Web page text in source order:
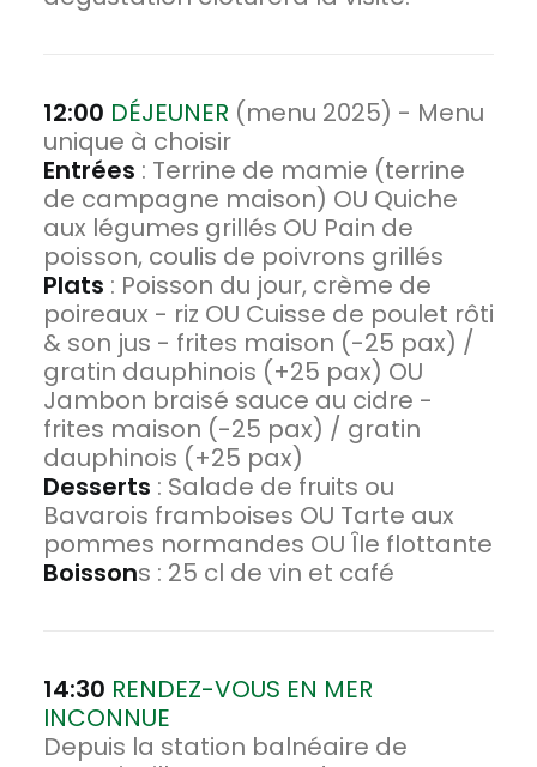
12:00 DÉJEUNER (menu 2025) - Menu
unique à choisir
Entrées : Terrine de mamie (terrine
de campagne maison) OU Quiche
aux légumes grillés OU Pain de
poisson, coulis de poivrons grillés
Plats : Poisson du jour, crème de
poireaux - riz OU Cuisse de poulet rôti
& son jus - frites maison (-25 pax) /
gratin dauphinois (+25 pax) OU
Jambon braisé sauce au cidre -
frites maison (-25 pax) / gratin
dauphinois (+25 pax)
Desserts : Salade de fruits ou
Bavarois framboises OU Tarte aux
pommes normandes OU Île flottante
Boissons : 25 cl de vin et café
14:30 RENDEZ-VOUS EN MER
INCONNUE
Depuis la station balnéaire de